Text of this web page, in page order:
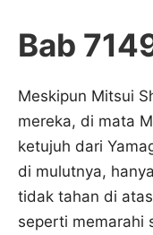
Bab
Meskipun Mitsui
mereka, di mata
ketujuh dari
di mulutnya,
tidak tahan di
seperti memarahi